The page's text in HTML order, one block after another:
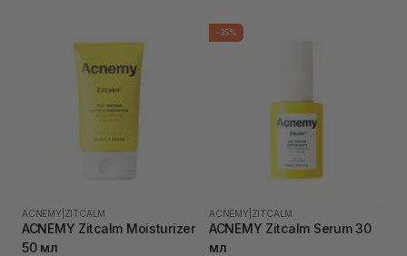
ACNEMY ZITCALM
ACNEMY Zitcalm Moisturizer
50 мл
-35%
ACNEMY ZITCALM
ACNEMY Zitcalm Serum 30
мл